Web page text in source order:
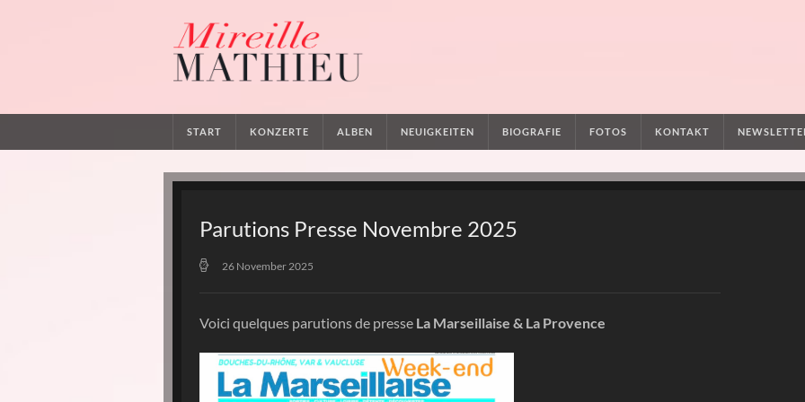
START KONZERTE ALBEN NEUIGKEITEN BIOGRAFIE FOTOS KONTAKT
Parutions Presse Novembre 2025
26 November 2025
Voici quelques parutions de presse La Marseillaise & La Provence